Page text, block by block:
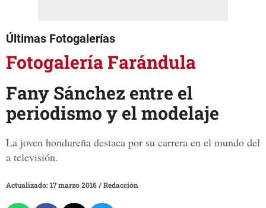
Últimas Fotogalerías
Fotogalería Farándula
Fany Sánchez entre el
periodismo y el modelaje
La joven hondureña destaca por su carrera en el mundo del
a televisión.
Actualizado: 17 marzo 2016/Redacción